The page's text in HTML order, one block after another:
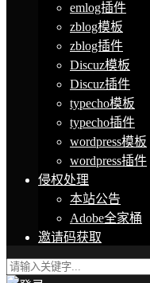
emlog插件
zblog模板
zblog插件
Discuz模板
Discuz插件
typecho模板
typecho插件
wordpress模板
wordpress插件
侵权处理
本站公告
Adobe全家桶
邀请码获取